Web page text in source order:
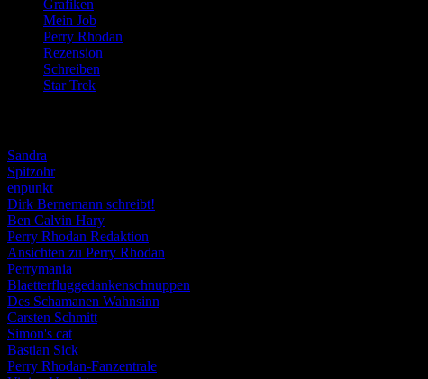
Grafiken
Mein Job
Perry Rhodan
Rezension
Schreiben
Star Trek
Sandra
Spitzohr
enpunkt
Dirk Bernemann schreibt!
Ben Calvin Hary
Perry Rhodan Redaktion
Ansichten zu Perry Rhodan
Perrymania
Blaetterfluggedankenschnuppen
Des Schamanen Wahnsinn
Carsten Schmitt
Simon's cat
Bastian Sick
Perry Rhodan-Fanzentrale